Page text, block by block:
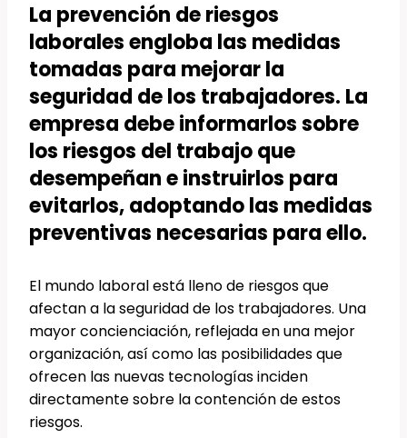
La prevención de riesgos
laborales engloba las medidas
tomadas para mejorar la
seguridad de los trabajadores. La
empresa debe informarlos sobre
los riesgos del trabajo que
desempeñan e instruirlos para
evitarlos, adoptando las medidas
preventivas necesarias para ello.
El mundo laboral está lleno de riesgos que
afectan a la seguridad de los trabajadores. Una
mayor concienciación, reflejada en una mejor
organización, así como las posibilidades que
ofrecen las nuevas tecnologías inciden
directamente sobre la contención de estos
riesgos.